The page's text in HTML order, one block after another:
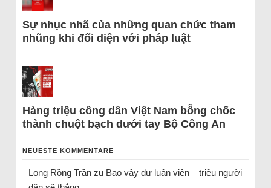
Sự nhục nhã của những quan chức tham
nhũng khi đối diện với pháp luật
Hàng triệu công dân Việt Nam bỗng chốc
thành chuột bạch dưới tay Bộ Công An
NEUESTE KOMMENTARE
Long Rồng Trầnzu Bao vây dư luận viên – triệu người